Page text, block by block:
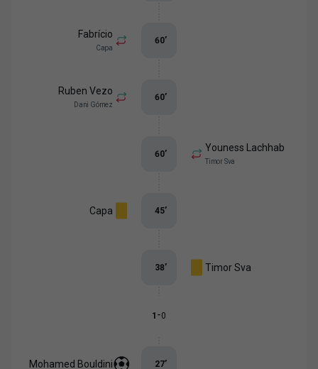
Fabrício
Capa
60’
Ruben Vezo
Dani Gómez
60’
Youness Lachhab
Timor Sva
60’
Capa 45’
Timor Sva
38’
1 -0
Mohamed Bouldini 27’